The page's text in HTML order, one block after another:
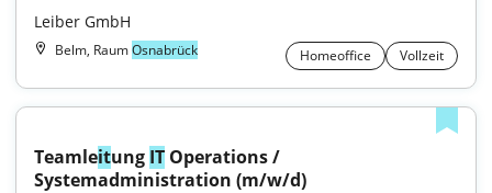
Leiber GmbH
Belm, RaumOsnabrück Homeoffice Vollzeit
Teamleitung IT Operations /
Systemadministration (m/w/d)